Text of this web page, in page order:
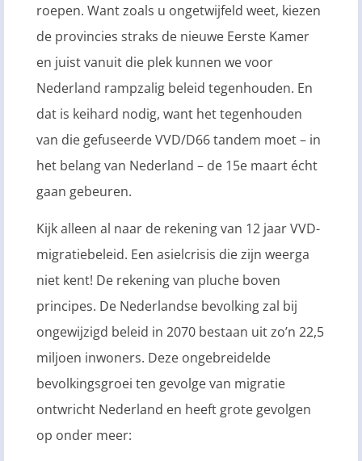
roepen. Want zoals u ongetwijfeld weet, kiezen
de provincies straks de nieuwe Eerste Kamer
en juist vanuit die plek kunnen we voor
Nederland rampzalig beleid tegenhouden. En
dat is keihard nodig, want het tegenhouden
van die gefuseerde VVD/D66 tandem moet – in
het belang van Nederland – de 15e maart écht
gaan gebeuren.
Kijk alleen al naar de rekening van 12 jaar VVD-
migratiebeleid. Een asielcrisis die zijn weerga
niet kent! De rekening van pluche boven
principes. De Nederlandse bevolking zal bij
ongewijzigd beleid in 2070 bestaan uit zo’n 22,5
miljoen inwoners. Deze ongebreidelde
bevolkingsgroei ten gevolge van migratie
ontwricht Nederland en heeft grote gevolgen
op onder meer: